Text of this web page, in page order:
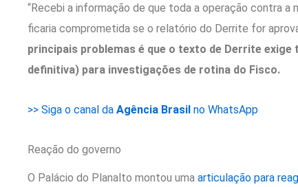
“Recebi a informação de que toda a operação contra a
ficaria comprometida se o relatório do Derrite for
principais problemas é que o texto de Derrite
definitiva) para investigações de rotina do Fisco.
>> Siga o canal da Agência Brasil no WhatsApp
Reação do governo
O Palácio do Planalto montou uma articulação para